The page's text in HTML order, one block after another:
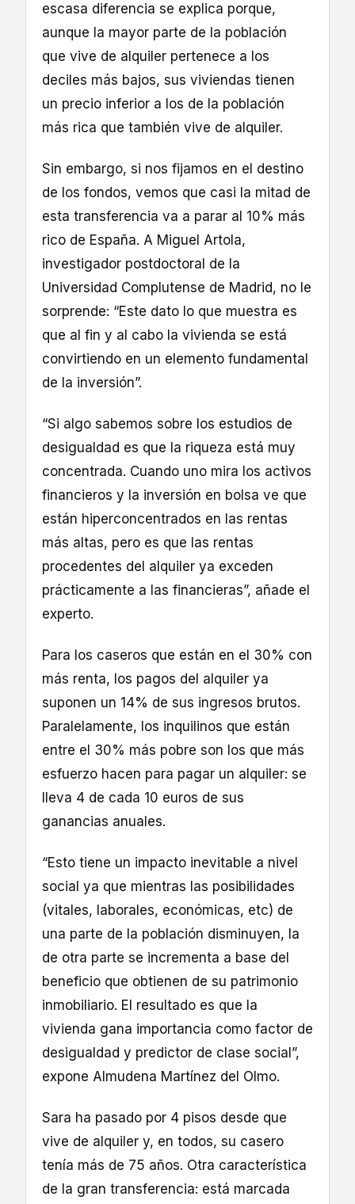
escasa diferencia se explica porque,
aunque la mayor parte de la población
que vive de alquiler pertenece a los
deciles más bajos, sus viviendas tienen
un precio inferior a los de la población
más rica que también vive de alquiler.
Sin embargo, si nos fijamos en el destino
de los fondos, vemos que casi la mitad de
esta transferencia va a parar al 10% más
rico de España. A Miguel Artola,
investigador postdoctoral de la
Universidad Complutense de Madrid, no le
sorprende: “Este dato lo que muestra es
que al fin y al cabo la vivienda se está
convirtiendo en un elemento fundamental
de la inversión”.
“Si algo sabemos sobre los estudios de
desigualdad es que la riqueza está muy
concentrada. Cuando uno mira los activos
financieros y la inversión en bolsa ve que
están hiperconcentrados en las rentas
más altas, pero es que las rentas
procedentes del alquiler ya exceden
prácticamente a las financieras”, añade el
experto.
Para los caseros que están en el 30% con
más renta, los pagos del alquiler ya
suponen un 14% de sus ingresos brutos.
Paralelamente, los inquilinos que están
entre el 30% más pobre son los que más
esfuerzo hacen para pagar un alquiler: se
lleva 4 de cada 10 euros de sus
ganancias anuales.
“Esto tiene un impacto inevitable a nivel
social ya que mientras las posibilidades
(vitales, laborales, económicas, etc) de
una parte de la población disminuyen, la
de otra parte se incrementa a base del
beneficio que obtienen de su patrimonio
inmobiliario. El resultado es que la
vivienda gana importancia como factor de
desigualdad y predictor de clase social”,
expone Almudena Martínez del Olmo.
Sara ha pasado por 4 pisos desde que
vive de alquiler y, en todos, su casero
tenía más de 75 años. Otra característica
de la gran transferencia: está marcada